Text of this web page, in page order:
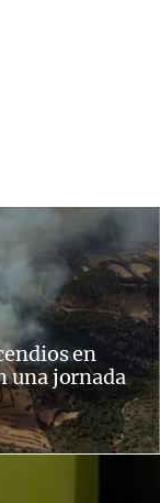
en
una jornada